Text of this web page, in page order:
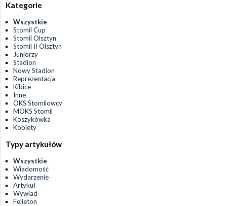
Kategorie
Wszystkie
Stomil Cup
Stomil Olsztyn
Stomil II Olsztyn
Juniorzy
Stadion
Nowy Stadion
Reprezentacja
Kibice
Inne
OKS Stomilowcy
MOKS Stomil
Koszykówka
Kobiety
Typy artykułów
Wszystkie
Wiadomość
Wydarzenie
Artykuł
Wywiad
Felieton